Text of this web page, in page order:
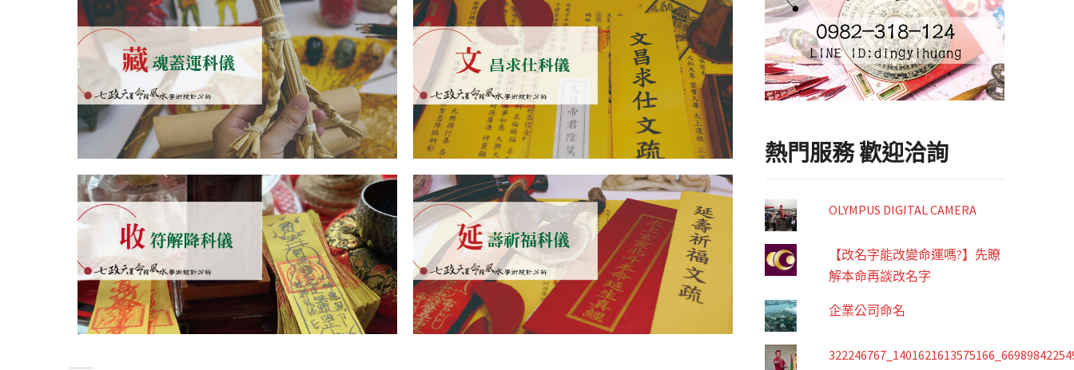
熱門服務 歡迎洽詢
OLYMPUS DIGITAL CAMERA
【改名字能改變命運嗎?】先瞭
解本命再談改名字
企業公司命名